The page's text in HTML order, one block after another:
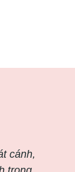
cánh,